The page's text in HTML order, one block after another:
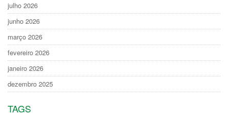
julho 2026
junho 2026
março 2026
fevereiro 2026
janeiro 2026
dezembro 2025
TAGS